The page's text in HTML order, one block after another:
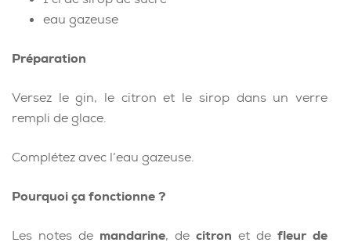
eau gazeuse
Préparation
Versez le gin, le citron et le sirop dans un verre
rempli de glace.
Complétez avec l’eau gazeuse.
Pourquoi ça fonctionne ?
Les notes de mandarine, de citron et de fleur de